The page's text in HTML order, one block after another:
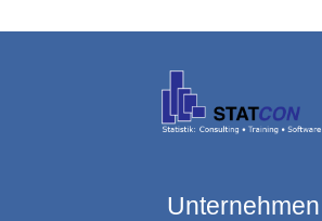
Unternehmen